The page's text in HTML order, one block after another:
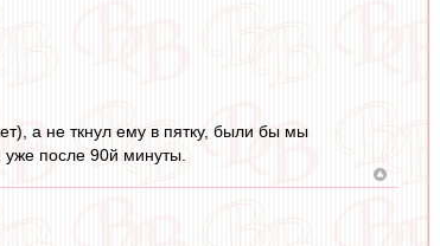
а не ткнул ему в пятку, были бы мы
после 90й минуты.